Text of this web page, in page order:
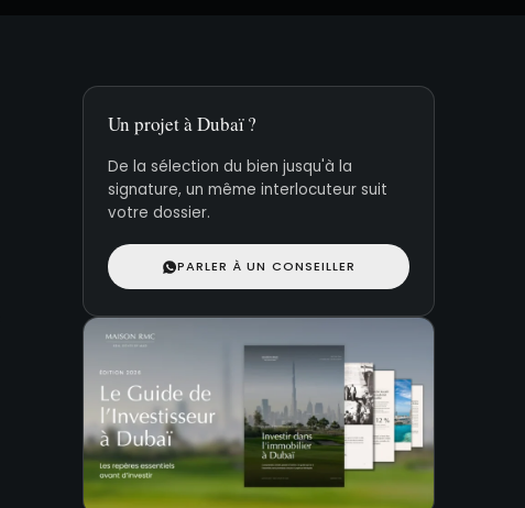
Un projet à Dubaï ?
De la sélection du bien jusqu'à la
signature, un même interlocuteur suit
votre dossier.
PARLER À UN CONSEILLER